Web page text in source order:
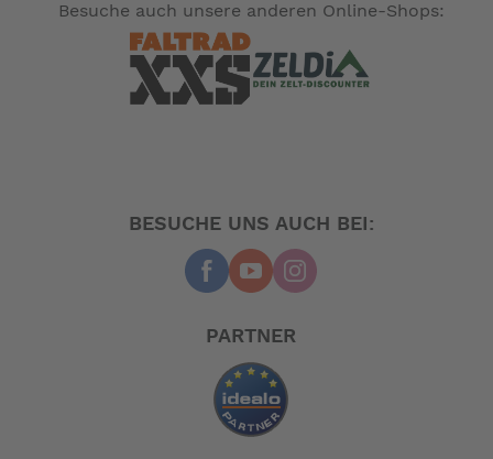
-- Auf Produktfotos angezeigte Dekorationsartikel
gehören nicht zum Leistungsumfang. --
Besuche auch unsere anderen Online-Shops:
BESUCHE UNS AUCH BEI:
PARTNER